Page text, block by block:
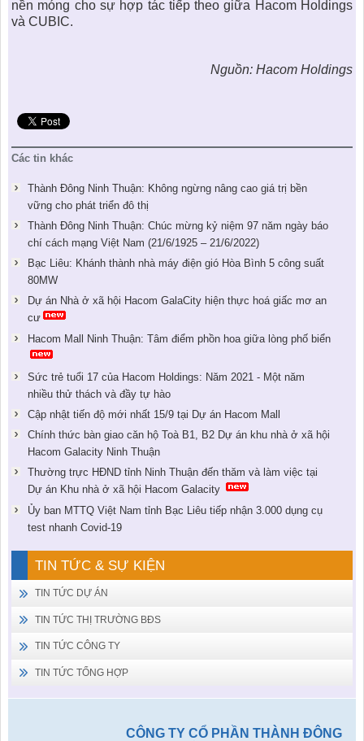
nền móng cho sự hợp tác tiếp theo giữa Hacom Holdings
và CUBIC.
Nguồn: Hacom Holdings
Các tin khác
Thành Đông Ninh Thuận: Không ngừng nâng cao giá trị bền
vững cho phát triển đô thị
Thành Đông Ninh Thuận: Chúc mừng kỷ niệm 97 năm ngày báo
chí cách mạng Việt Nam (21/6/1925 – 21/6/2022)
Bạc Liêu: Khánh thành nhà máy điện gió Hòa Bình 5 công suất
80MW
Dự án Nhà ở xã hội Hacom GalaCity hiện thực hoá giấc mơ an
cư
Hacom Mall Ninh Thuận: Tâm điểm phồn hoa giữa lòng phố biển
Sức trẻ tuổi 17 của Hacom Holdings: Năm 2021 - Một năm
nhiều thử thách và đầy tự hào
Cập nhật tiến độ mới nhất 15/9 tại Dự án Hacom Mall
Chính thức bàn giao căn hộ Toà B1, B2 Dự án khu nhà ở xã hội
Hacom Galacity Ninh Thuận
Thường trực HĐND tỉnh Ninh Thuận đến thăm và làm việc tại
Dự án Khu nhà ở xã hội Hacom Galacity
Ủy ban MTTQ Việt Nam tỉnh Bạc Liêu tiếp nhận 3.000 dụng cụ
test nhanh Covid-19
TIN TỨC & SỰ KIỆN
TIN TỨC DỰ ÁN
TIN TỨC THỊ TRƯỜNG BĐS
TIN TỨC CÔNG TY
TIN TỨC TỔNG HỢP
CÔNG TY CỔ PHẦN THÀNH ĐÔNG